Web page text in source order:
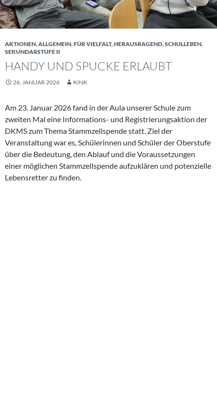
AKTIONEN,ALLGEMEIN,FÜR VIELFALT,HERAUSRAGEND,SCHULLEBEN,
SEKUNDARSTUFE II
HANDY UND SPUCKE ERLAUBT
26. JANUAR 2026 KINK
Am 23. Januar 2026 fand in der Aula unserer Schule zum
zweiten Mal eine Informations- und Registrierungsaktion der
DKMS zum Thema Stammzellspende statt. Ziel der
Veranstaltung war es, Schülerinnen und Schüler der Oberstufe
über die Bedeutung, den Ablauf und die Voraussetzungen
einer möglichen Stammzellspende aufzuklären und potenzielle
Lebensretter zu finden.